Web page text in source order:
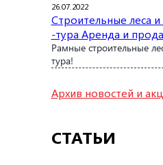
26.07.2022
Строительные леса
-тура Аренда и
Рамные строительные
тура!
Архив новостей и
СТАТЬИ